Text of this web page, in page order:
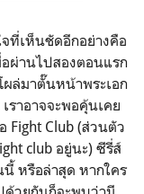
ห็นชัดอีกอย่างคือ
ผ่านไปสองตอนแรก
ผล่มาตั๊นหน้าพระเอก
ราอาจจะพอคุ้นเคย
Fight Club (ส่วนตัว
club อยู่นะ) ซีรี่ส์
นี้ หรือล่าสุด หากใคร